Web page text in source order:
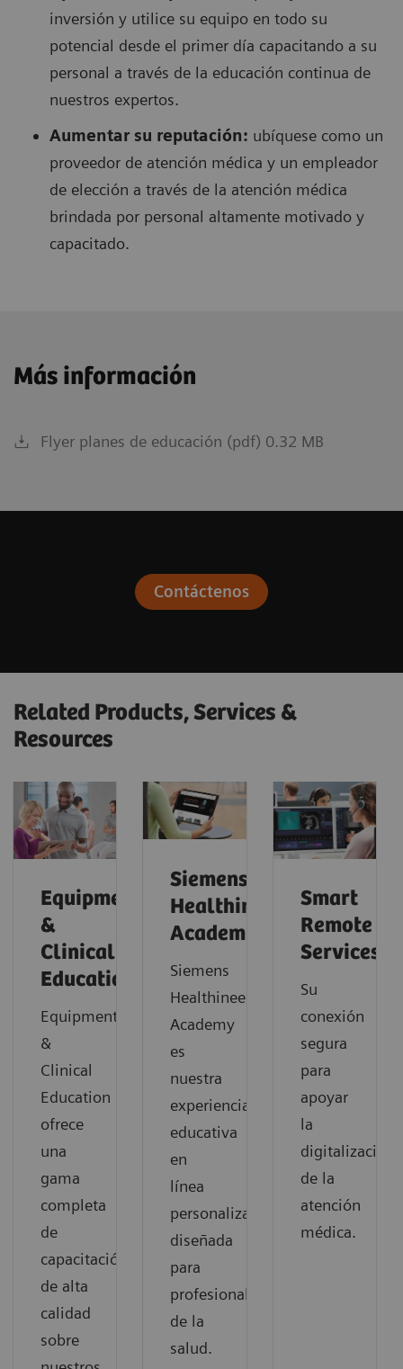
inversión y utilice su equipo en todo su
potencial desde el primer día capacitando a su
personal a través de la educación continua de
nuestros expertos.
Aumentar su reputación: ubíquese como un
proveedor de atención médica y un empleador
de elección a través de la atención médica
brindada por personal altamente motivado y
capacitado.
Más información
Flyer planes de educación (pdf) 0.32 MB
Contáctenos
Related Products, Services &
Resources
Equipment
&
Clinical
Education
Equipment
&
Clinical
Education
ofrece
una
gama
completa
de
capacitación
de alta
calidad
sobre
Siemens
Healthineers
Academy
Siemens
Healthineers
Academy
es
nuestra
experiencia
educativa
en
línea
personalizada
diseñada
para
profesionales
de la
salud.
Smart
Remote
Services
Su
conexión
segura
para
apoyar
la
digitalización
de la
atención
médica.